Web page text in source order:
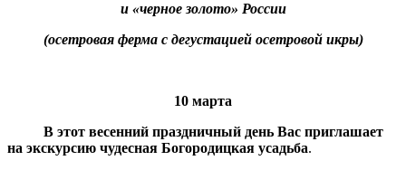
и «черное золото» России
(осетровая ферма с дегустацией осетровой икры)
10 марта
В этот весенний праздничный день Вас приглашает
на экскурсию чудесная Богородицкая усадьба.